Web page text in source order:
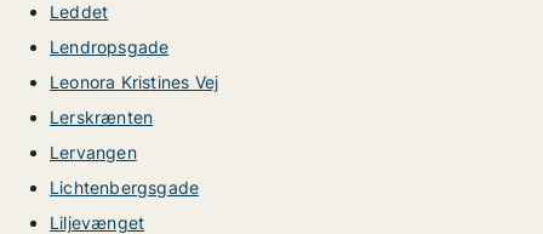
Leddet
Lendropsgade
Leonora Kristines Vej
Lerskrænten
Lervangen
Lichtenbergsgade
Liljevænget